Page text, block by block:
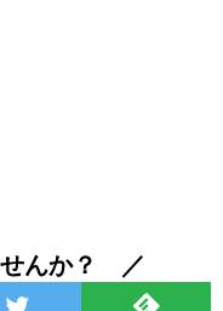
んか？ ／